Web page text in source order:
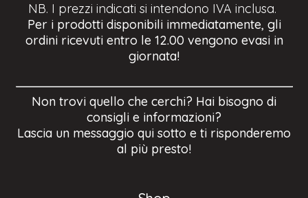
NB. I prezzi indicati si intendono IVA inclusa.
Per i prodotti disponibili immediatamente, gli
ordini ricevuti entro le 12.00 vengono evasi in
giornata!
Non trovi quello che cerchi? Hai bisogno di
consigli e informazioni?
Lascia un messaggio qui sotto e ti risponderemo
al più presto!